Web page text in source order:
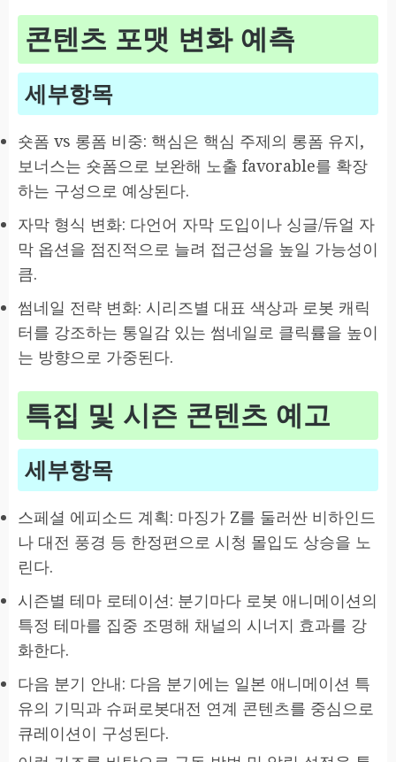
콘텐츠 포맷 변화 예측
세부항목
숏폼 vs 롱폼 비중: 핵심은 핵심 주제의 롱폼 유지,
보너스는 숏폼으로 보완해 노출 favorable를 확장
하는 구성으로 예상된다.
자막 형식 변화: 다언어 자막 도입이나 싱글/듀얼 자
막 옵션을 점진적으로 늘려 접근성을 높일 가능성이
큼.
썸네일 전략 변화: 시리즈별 대표 색상과 로봇 캐릭
터를 강조하는 통일감 있는 썸네일로 클릭률을 높이
는 방향으로 가중된다.
특집 및 시즌 콘텐츠 예고
세부항목
스페셜 에피소드 계획: 마징가 Z를 둘러싼 비하인드
나 대전 풍경 등 한정편으로 시청 몰입도 상승을 노
린다.
시즌별 테마 로테이션: 분기마다 로봇 애니메이션의
특정 테마를 집중 조명해 채널의 시너지 효과를 강
화한다.
다음 분기 안내: 다음 분기에는 일본 애니메이션 특
유의 기믹과 슈퍼로봇대전 연계 콘텐츠를 중심으로
큐레이션이 구성된다.